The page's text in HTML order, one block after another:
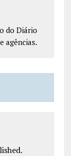
do Diário
agências.